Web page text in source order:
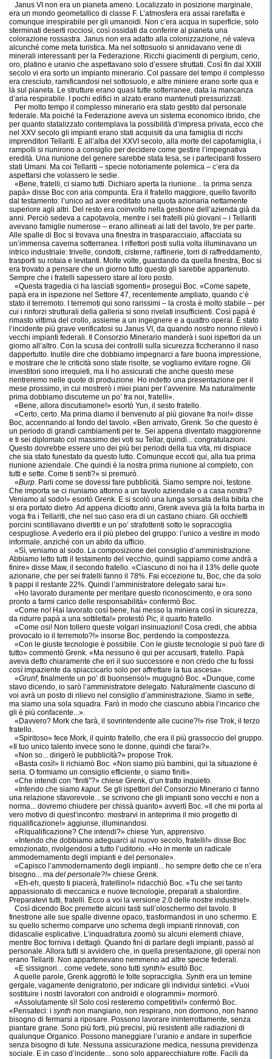
Janus VI non era un pianeta ameno. Localizzato in posizione marginale,
era un mondo geometallico di classe F. L’atmosfera era assai rarefatta e
comunque irrespirabile per gli umanoidi. Non c’era acqua in superficie, solo
sterminati deserti rocciosi, così ossidati da conferire al pianeta una
colorazione rossastra. Janus non era adatto alla colonizzazione, né valeva
alcunché come meta turistica. Ma nel sottosuolo si annidavano vene di
minerali interessanti per la Federazione. Ricchi giacimenti di pergium, cerio,
oro, platino e uranio che aspettavano solo d’essere sfruttati. Così fin dal XXIII
secolo vi era sorto un impianto minerario. Col passare del tempo il complesso
era cresciuto, ramificandosi nel sottosuolo, e altre miniere erano sorte qua e
là sul pianeta. Le strutture erano quasi tutte sotterranee, data la mancanza
d’aria respirabile. I pochi edifici in alzato erano mantenuti pressurizzati.
Per molto tempo il complesso minerario era stato gestito dal personale
federale. Ma poiché la Federazione aveva un sistema economico ibrido, che
per quanto statalizzato contemplava la possibilità d’impresa privata, ecco che
nel XXV secolo gli impianti erano stati acquisiti da una famiglia di ricchi
imprenditori Tellariti. E all’alba del XXVI secolo, alla morte del capofamiglia, i
rampolli si riunirono a consiglio per decidere come gestire l’impegnativa
eredità. Una riunione del genere sarebbe stata tesa, se i partecipanti fossero
stati Umani. Ma coi Tellariti – specie notoriamente polemica – c’era da
aspettarsi che volassero le sedie.
«Bene, fratelli, ci siamo tutti. Dichiaro aperta la riunione... la prima senza
papà» disse Boc con aria compunta. Era il fratello maggiore, quello favorito
dal testamento: l’unico ad aver ereditato una quota azionaria nettamente
superiore agli altri. Del resto era coinvolto nella gestione dell’azienda già da
anni. Perciò sedeva a capotavola, mentre i sei fratelli più giovani – i Tellariti
avevano famiglie numerose – erano allineati ai lati del tavolo, tre per parte.
Alle spalle di Boc si trovava una finestra in trasparacciaio, affacciata su
un’immensa caverna sotterranea. I riflettori posti sulla volta illuminavano un
intrico industriale: trivelle, condotti, cisterne, raffinerie, torri di raffreddamento,
trasporti su rotaia e levitanti. Molte volte, guardando da quella finestra, Boc si
era trovato a pensare che un giorno tutto questo gli sarebbe appartenuto.
Sempre che i fratelli sapessero stare al loro posto.
«Questa tragedia ci ha lasciati sgomenti» proseguì Boc. «Come sapete,
papà era in ispezione nel Settore 47, recentemente ampliato, quando c’è
stato il terremoto. I terremoti qui sono rarissimi – la crosta è molto stabile – per
cui i rinforzi strutturali della galleria si sono rivelati insufficienti. Così papà è
rimasto vittima del crollo, assieme a un ingegnere e a quattro operai. È stato
l’incidente più grave verificatosi su Janus VI, da quando nostro nonno rilevò i
vecchi impianti federali. Il Consorzio Minerario manderà i suoi ispettori da un
giorno all’altro. Con la scusa dei controlli sulla sicurezza ficcheranno il naso
dappertutto. Inutile dire che dobbiamo impegnarci a fare buona impressione,
e mostrare che le criticità sono state risolte, se vogliamo evitare rogne. Gli
investitori sono irrequieti, ma li ho assicurati che anche questo mese
rientreremo nelle quote di produzione. Ho indetto una presentazione per il
mese prossimo, in cui mostrerò i miei piani per l’avvenire. Ma naturalmente
prima dobbiamo discuterne un po’ fra noi, fratelli».
«Bene, allora discutiamone!» esortò Yun, il sesto fratello.
«Certo, certo. Ma prima diamo il benvenuto al più giovane fra noi!» disse
Boc, accennando al fondo del tavolo. «Ben arrivato, Grenk. So che questo è
un periodo di grandi cambiamenti per te. Sei appena diventato maggiorenne
e ti sei diplomato col massimo dei voti su Tellar, quindi... congratulazioni.
Questo dovrebbe essere uno dei più bei periodi della tua vita, mi dispiace
che sia stato funestato da questo lutto. Comunque eccoti qui, alla tua prima
riunione aziendale. Che quindi è la nostra prima riunione al completo, con
tutti e sette. Come ti senti?» si premurò.
«Burp. Parli come se dovessi fare pubblicità. Siamo sempre noi, testone.
Che importa se ci riuniamo attorno a un tavolo aziendale o a casa nostra?
Veniamo al sodo!» esortò Grenk. E si scolò una lunga sorsata della bibita che
si era portato dietro. Ad appena diciotto anni, Grenk aveva già la folta barba in
voga fra i Tellariti, che nel suo caso era di un castano chiaro. Gli occhietti
porcini scintillavano divertiti e un po’ strafottenti sotto le sopracciglia
cespugliose. A vederlo era il più plebeo del gruppo: l’unico a vestire in modo
informale, anziché con un abito da ufficio.
«Sì, veniamo al sodo. La composizione del consiglio d’amministrazione.
Abbiamo letto tutti il testamento del vecchio, quindi sappiamo come andrà a
finire» disse Maw, il secondo fratello. «Ciascuno di noi ha il 13% delle quote
azionarie, che per sei fratelli fanno il 78%. Fai eccezione tu, Boc, che da solo
ti pappi il restante 22%. Quindi l’amministratore delegato sarai tu».
«Ho lavorato duramente per meritare questo riconoscimento, e ora sono
pronto a farmi carico delle responsabilità» confermò Boc.
«Come no! Hai lavorato così bene, hai messo la miniera così in sicurezza,
da ridurre papà a una sottiletta!» protestò Pic, il quarto fratello.
«Come osi! Non tollero queste volgari insinuazioni! Cosa credi, che abbia
provocato io il terremoto?!» insorse Boc, perdendo la compostezza.
«Con le giuste tecnologie è possibile. Con le giuste tecnologie si può fare di
tutto» commentò Grenk. «Ma nessuno è qui per accusarti, fratello. Papà
aveva detto chiaramente che eri il suo successore e non credo che tu fossi
così impaziente da spiaccicarlo solo per affrettare la tua ascesa».
«Grunf, finalmente un po’ di buonsenso!» mugugnò Boc. «Dunque, come
stavo dicendo, io sarò l’amministratore delegato. Naturalmente ciascuno di
voi avrà un posto di rilievo nel consiglio d’amministrazione. Siamo in sette,
ma siamo una sola squadra. Farò in modo che ciascuno abbia l’incarico che
gli è più confacente...».
«Davvero? Mork che farà, il sovrintendente alle cucine?!» rise Trok, il terzo
fratello.
«Spiritoso» fece Mork, il quinto fratello, che era il più grassoccio del gruppo.
«Il tuo unico talento invece sono le donne, quindi che farai?».
«Non so... dirigerò le pubblicità?» propose Trok.
«Basta così!» li richiamò Boc. «Non siamo più bambini, qui la situazione è
seria. O formiamo un consiglio efficiente, o siamo finiti».
«Che intendi con “finiti”?» chiese Grenk, d’un tratto inquieto.
«Intendo che siamo kaput. Se gli ispettori del Consorzio Minerario ci fanno
una relazione sfavorevole... se scrivono che gli impianti sono vecchi e non a
norma... dovremo chiudere per chissà quanto» avvertì Boc. «Il che mi porta al
vero motivo di quest’incontro: mostrarvi in anteprima il mio progetto di
riqualificazione!» aggiunse, illuminandosi.
«Riqualificazione? Che intendi?» chiese Yun, apprensivo.
«Intendo che dobbiamo adeguarci al nuovo secolo, fratelli!» disse Boc
emozionato, rivolgendosi a tutto l’uditorio. «Ho in mente un radicale
ammodernamento degli impianti e del personale».
«Capisco l’ammodernamento degli impianti... ho sempre detto che ce n’era
bisogno... ma del personale?!» chiese Grenk.
«Eh-eh, questo ti piacerà, fratellino!» ridacchiò Boc. «Tu che sei tanto
appassionato di meccanica e nuove tecnologie, preparati a sbalordire.
Preparatevi tutti, fratelli. Ecco a voi la versione 2.0 delle nostre industrie!».
Così dicendo Boc premette alcuni tasti sull’oloschermo del tavolo. Il
finestrone alle sue spalle divenne opaco, trasformandosi in uno schermo. E
su quello schermo comparve uno schema degli impianti rinnovati, con
didascalie esplicative. L’inquadratura zoomò su alcuni elementi chiave,
mentre Boc forniva i dettagli. Quando finì di parlare degli impianti, passò al
personale. Allora tutti si avvidero che, in quella presentazione, gli operai non
erano Tellariti. Non appartenevano nemmeno ad altre specie federali.
«E sissignori... come vedete, sono tutti synth!» esultò Boc.
A quelle parole, Grenk aggrottò le folte sopracciglia. Synth era un temine
gergale, vagamente denigratorio, per indicare gli individui sintetici. «Vuoi
sostituire i nostri lavoratori con androidi e ologrammi» mormorò.
«Assolutamente sì! Solo così resteremo competitivi!» confermò Boc.
«Pensateci: i synth non mangiano, non respirano, non dormono, non hanno
bisogno di fermarsi a riposare. Possono lavorare ininterrottamente, senza
piantare grane. Sono più forti, più precisi, più resistenti alle radiazioni di
qualunque Organico. Possono maneggiare l’uranio e andare in superficie
senza bisogno di tute. Nessuna assicurazione medica, nessuna previdenza
sociale. E in caso d’incidente... sono solo apparecchiature rotte. Facili da